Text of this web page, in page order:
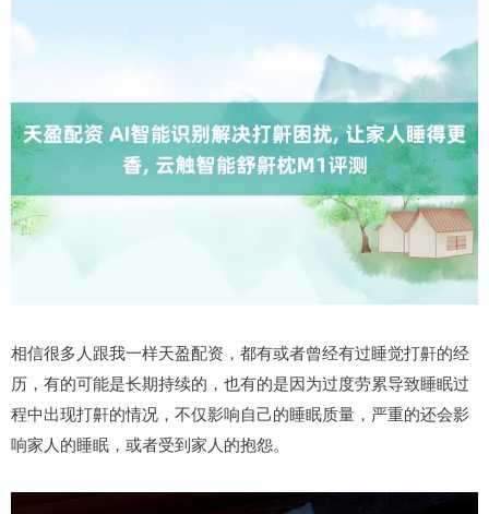
相信很多人跟我一样天盈配资，都有或者曾经有过睡觉打鼾的经
历，有的可能是长期持续的，也有的是因为过度劳累导致睡眠过
程中出现打鼾的情况，不仅影响自己的睡眠质量，严重的还会影
响家人的睡眠，或者受到家人的抱怨。